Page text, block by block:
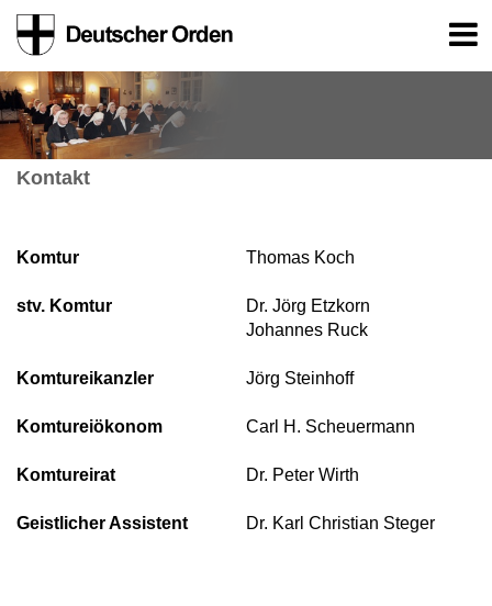
Kontakt
Komtur Thomas Koch
stv. Komtur
Dr. Jörg Etzkorn
Johannes Ruck
Komtureikanzler Jörg Steinhoff
Komtureiökonom Carl H. Scheuermann
Komtureirat Dr. Peter Wirth
Geistlicher Assistent Dr. Karl Christian Steger